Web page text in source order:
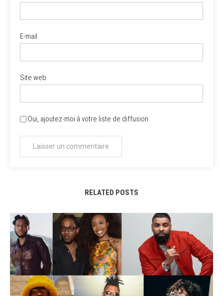
E-mail
Site web
Oui, ajoutez-moi à votre liste de diffusion.
RELATED POSTS